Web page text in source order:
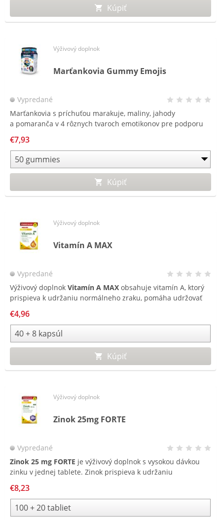
Kúpiť
Výživový doplnok
Marťankovia Gummy Emojis
Vypredané
Marťankovia s príchuťou marakuje, maliny, jahody
a pomaranča v 4 rôznych tvaroch emotikonov pre podporu
€7,93
Kúpiť
Výživový doplnok
Vitamín A MAX
Vypredané
Výživový doplnok Vitamín A MAX obsahuje vitamín A, ktorý
prispieva k udržaniu normálneho zraku, pomáha udržovať
systému.
€4,96
Kúpiť
Výživový doplnok
Zinok 25mg FORTE
Vypredané
Zinok 25 mg FORTE je výživový doplnok s vysokou dávkou
zinku v jednej tablete. Zinok prispieva k udržaniu
normálnu funkciu imunitného systému.
€8,23